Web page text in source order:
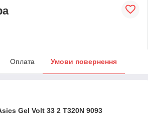
Оплата Умови повернення
Gel Volt 33 2 T320N 9093